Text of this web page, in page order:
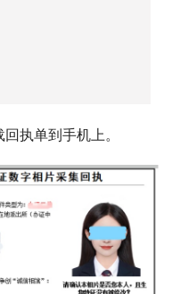
执单到手机上。